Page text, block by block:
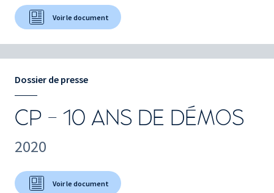
Voir le document
Dossier de presse
CP - 10 ANS DE DÉMOS
2020
Voir le document